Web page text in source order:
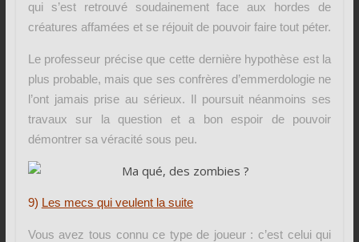
qui s’est retrouvé soudainement face aux hordes de
créatures affamées et se réjouit de pouvoir faire tout péter.
Le professeur précise que cette dernière hypothèse est la
plus probable, mais que ses confrères d’emmerdologie ne
l’ont jamais prise au sérieux. Il poursuit néanmoins ses
travaux sur la question et a bon espoir de pouvoir
démontrer sa véracité sous peu.
9) Les mecs qui veulentla suite
Vous avez tous connu ce type de joueur : c’est celui qui